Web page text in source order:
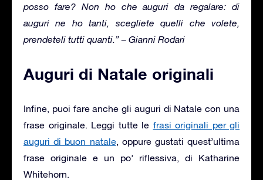
posso fare? Non ho che auguri da regalare: di
auguri ne ho tanti, scegliete quelli che volete,
prendeteli tutti quanti.” – Gianni Rodari
Auguri di Natale originali
Infine, puoi fare anche gli auguri di Natale con una
frase originale. Leggi tutte le frasi originali per gli
auguri di buon natale, oppure gustati quest’ultima
frase originale e un po’ riflessiva, di Katharine
Whitehorn.